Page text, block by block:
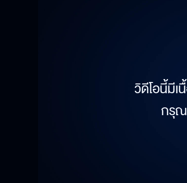
วิดีโอนี้มี
กรุณ